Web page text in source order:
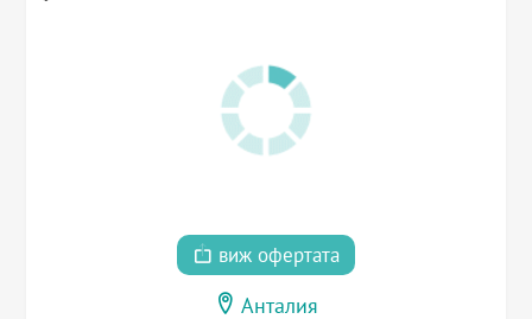
виж офертата
Анталия